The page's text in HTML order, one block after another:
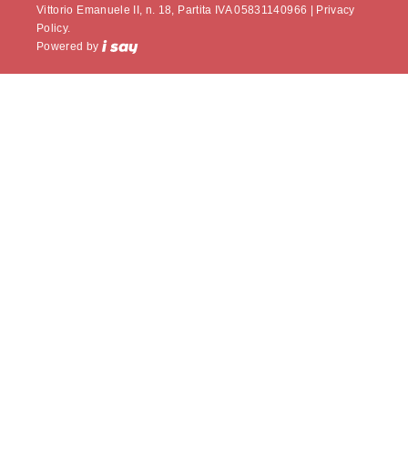
Vittorio Emanuele II, n. 18, Partita IVA 05831140966 | Privacy
Policy.
Powered by